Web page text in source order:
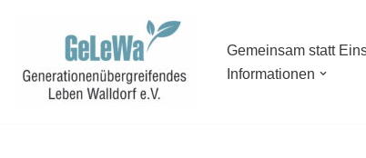
Inhalt
springen
Gemeinsam statt
Informationen